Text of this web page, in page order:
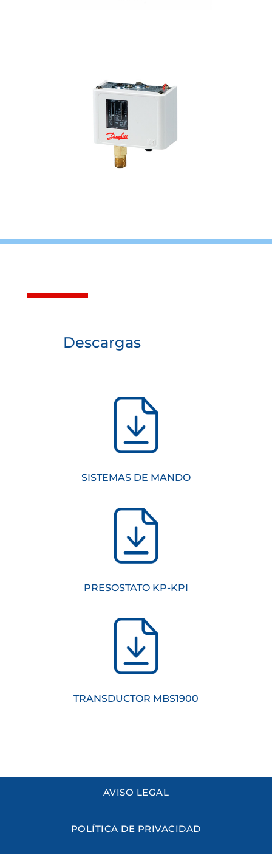
Descargas
SISTEMAS DE MANDO
PRESOSTATO KP-KPI
TRANSDUCTOR MBS1900
AVISO LEGAL
POLÍTICA DE PRIVACIDAD